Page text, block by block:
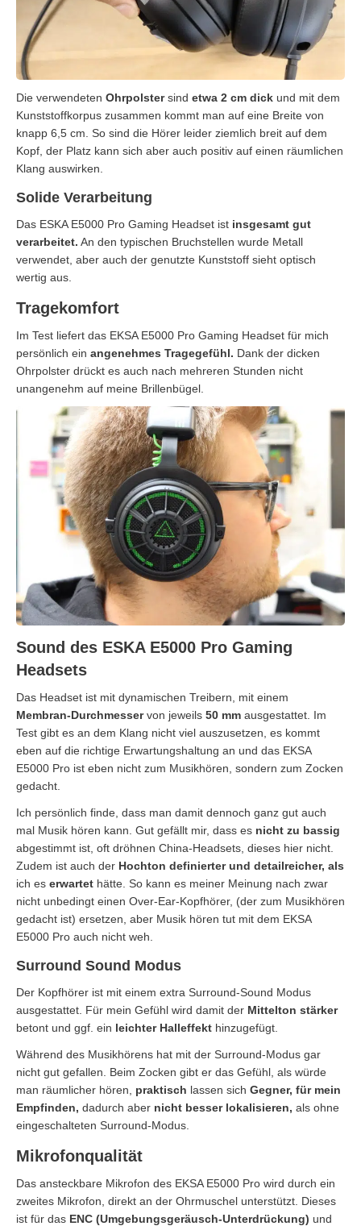
Die verwendeten Ohrpolstersind etwa 2 cm dick und mit dem
Kunststoffkorpus zusammen kommt man auf eine Breite von
knapp 6,5 cm. So sind die Hörer leider ziemlich breit auf dem
Kopf, der Platz kann sich aber auch positiv auf einen räumlichen
Klang auswirken.
Solide Verarbeitung
Das ESKA E5000 Pro Gaming Headset ist insgesamt gut
verarbeitet. An den typischen Bruchstellen wurde Metall
verwendet, aber auch der genutzte Kunststoff sieht optisch
wertig aus.
Tragekomfort
Im Test liefert das EKSA E5000 Pro Gaming Headset für mich
persönlich ein angenehmes Tragegefühl. Dank der dicken
Ohrpolster drückt es auch nach mehreren Stunden nicht
unangenehm auf meine Brillenbügel.
Sound des ESKA E5000 Pro Gaming
Headsets
Das Headset ist mit dynamischen Treibern, mit einem
Membran-Durchmesservon jeweils 50 mm ausgestattet. Im
Test gibt es an dem Klang nicht viel auszusetzen, es kommt
eben auf die richtige Erwartungshaltung an und das EKSA
E5000 Pro ist eben nicht zum Musikhören, sondern zum Zocken
gedacht.
Ich persönlich finde, dass man damit dennoch ganz gut auch
mal Musik hören kann. Gut gefällt mir, dass es nicht zu bassig
abgestimmt ist, oft dröhnen China-Headsets, dieses hier nicht.
Zudem ist auch der Hochton definierter und detailreicher, als
ich es erwartet hätte. So kann es meiner Meinung nach zwar
nicht unbedingt einen Over-Ear-Kopfhörer, (der zum Musikhören
gedacht ist) ersetzen, aber Musik hören tut mit dem EKSA
E5000 Pro auch nicht weh.
Surround Sound Modus
Der Kopfhörer ist mit einem extra Surround-Sound Modus
ausgestattet. Für mein Gefühl wird damit der Mittelton stärker
betont und ggf. ein leichter Halleffekt hinzugefügt.
Während des Musikhörens hat mit der Surround-Modus gar
nicht gut gefallen. Beim Zocken gibt er das Gefühl, als würde
man räumlicher hören, praktisch lassen sich Gegner, für mein
Empfinden, dadurch aber nicht besser lokalisieren, als ohne
eingeschalteten Surround-Modus.
Mikrofonqualität
Das ansteckbare Mikrofon des EKSA E5000 Pro wird durch ein
zweites Mikrofon, direkt an der Ohrmuschel unterstützt. Dieses
ist für das ENC (Umgebungsgeräusch-Unterdrückung) und